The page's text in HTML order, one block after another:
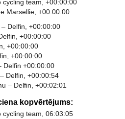
cycling team, +00:00:00
Marsellie, +00:00:00
Delfin, +00:00:00
+00:00:00
+00:00:00
+00:00:00
Delfin +00:00:00
Delfin, +00:00:54
– Delfin, +00:02:01
kopvērtējums:
cycling team, 06:03:05